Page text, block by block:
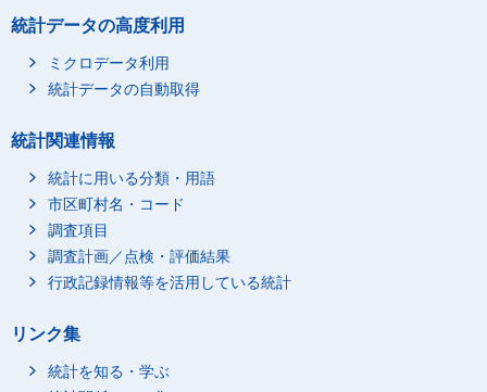
の夫婦世帯
統計データの高度利用
ミクロデータ利用
統計データの自動取得
統計関連情報
統計に用いる分類・用語
市区町村名・コード
調査項目
調査計画／点検・評価結果
行政記録情報等を活用している統計
リンク集
統計を知る・学ぶ